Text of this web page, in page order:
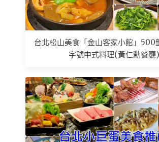
台北松山美食「金山客家小館」500
字號中式料理(黃仁勳餐廳)